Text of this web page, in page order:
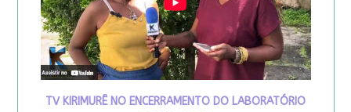
TV KIRIMURÊ NO ENCERRAMENTO DO LABORATÓRIO